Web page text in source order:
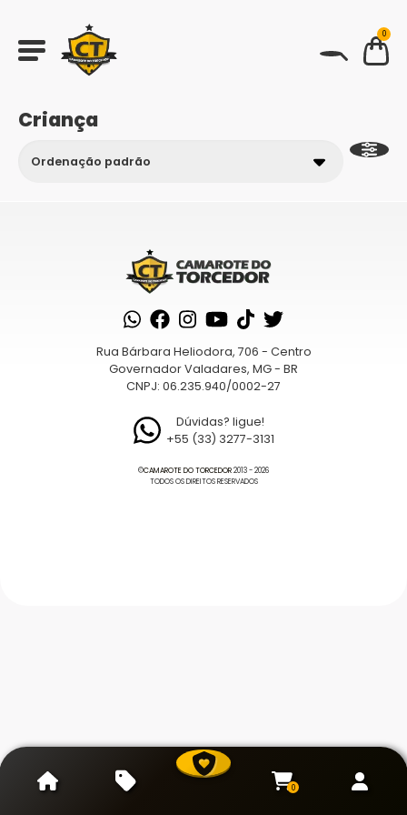
0
Criança
Rua Bárbara Heliodora, 706 - Centro
Governador Valadares, MG - BR
CNPJ: 06.235.940/0002-27
Dúvidas? ligue!
+55 (33) 3277-3131
©CAMAROTE DO TORCEDOR2013 - 2026
TODOS OS DIREITOS RESERVADOS
0